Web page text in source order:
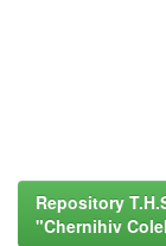
Repository
"Chernihiv